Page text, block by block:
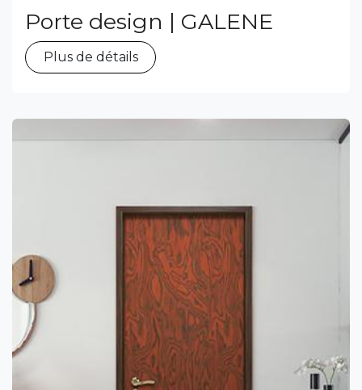
Porte design | GALENE
Plus de détails